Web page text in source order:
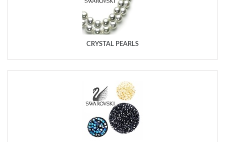
CRYSTAL PEARLS